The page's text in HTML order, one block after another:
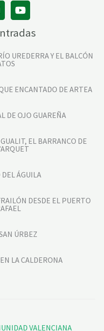
UREDERRA Y EL BALCÓN
ENCANTADO DE ARTEA
DE OJO GUAREÑA
EL BARRANCO DE
DEL ÁGUILA
DESDE EL PUERTO
ÚRBEZ
LA CALDERONA